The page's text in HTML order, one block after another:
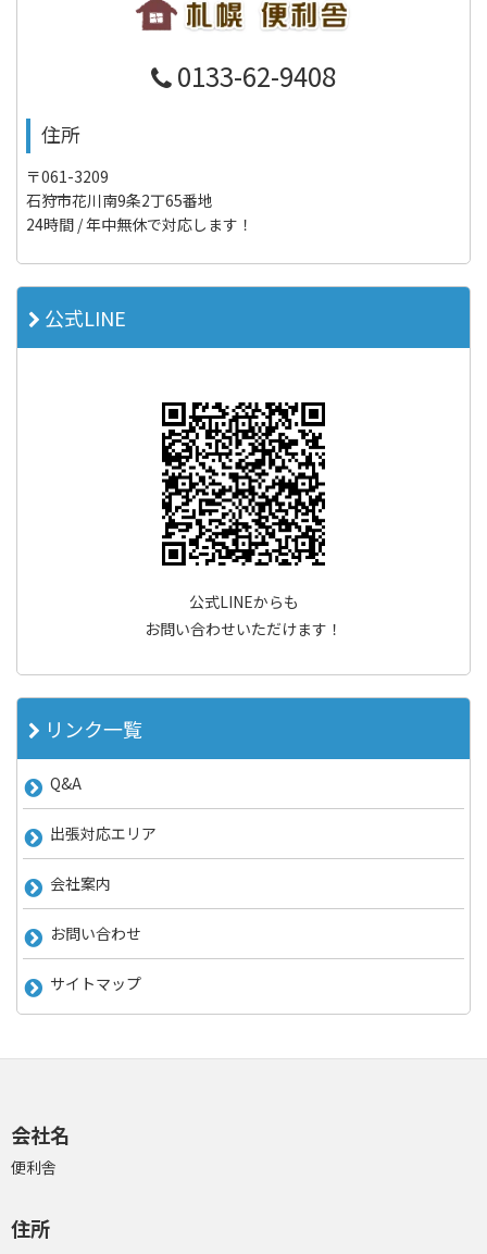
0133-62-9408
住所
〒061-3209
石狩市花川南9条2丁65番地
24時間 / 年中無休で対応します！
公式LINE
公式LINEからも
お問い合わせいただけます！
リンク一覧
Q&A
出張対応エリア
会社案内
お問い合わせ
サイトマップ
会社名
便利舎
住所